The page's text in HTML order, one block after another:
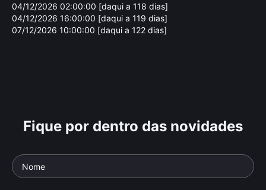
04/12/2026 02:00:00 [daqui a 118 dias]
04/12/2026 16:00:00 [daqui a 119 dias]
07/12/2026 10:00:00 [daqui a 122 dias]
Fique por dentro das novidades